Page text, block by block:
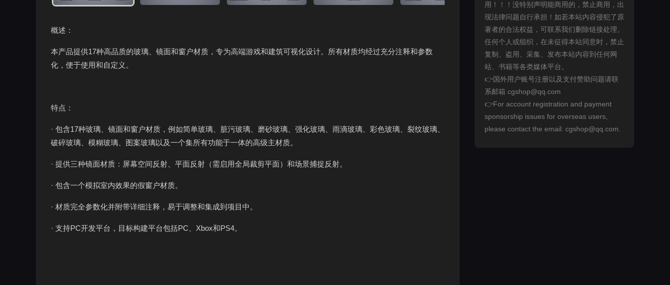
概述：
本产品提供17种高品质的玻璃、镜面和窗户材质，专为高端游戏和建筑可视化设计。所有材质均经过充分注释和参数
化，便于使用和自定义。
特点：
· 包含17种玻璃、镜面和窗户材质，例如简单玻璃、脏污玻璃、磨砂玻璃、强化玻璃、雨滴玻璃、彩色玻璃、裂纹玻璃、
破碎玻璃、模糊玻璃、图案玻璃以及一个集所有功能于一体的高级主材质。
· 提供三种镜面材质：屏幕空间反射、平面反射（需启用全局裁剪平面）和场景捕捉反射。
· 包含一个模拟室内效果的假窗户材质。
· 材质完全参数化并附带详细注释，易于调整和集成到项目中。
· 支持PC开发平台，目标构建平台包括PC、Xbox和PS4。
用！！！没特别声明能商用的，禁止商用，出
现法律问题自行承担！如若本站内容侵犯了原
著者的合法权益，可联系我们删除链接处理。
任何个人或组织，在未征得本站同意时，禁止
复制、盗用、采集、发布本站内容到任何网
站、书籍等各类媒体平台。
👉国外用户账号注册以及支付赞助问题请联
系邮箱 cgshop@qq.com
👉For account registration and payment
sponsorship issues for overseas users,
please contact the email: cgshop@qq.com.